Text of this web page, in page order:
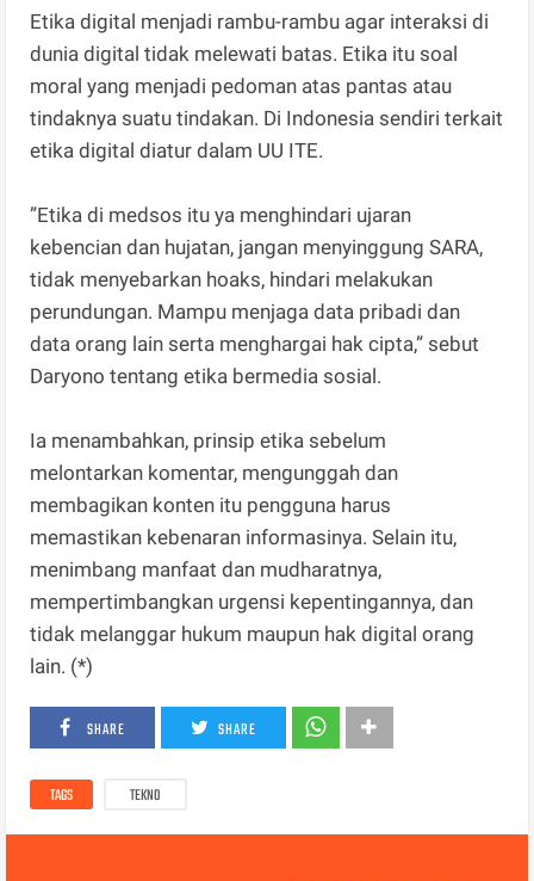
Etika digital menjadi rambu-rambu agar interaksi di
dunia digital tidak melewati batas. Etika itu soal
moral yang menjadi pedoman atas pantas atau
tindaknya suatu tindakan. Di Indonesia sendiri terkait
etika digital diatur dalam UU ITE.
”Etika di medsos itu ya menghindari ujaran
kebencian dan hujatan, jangan menyinggung SARA,
tidak menyebarkan hoaks, hindari melakukan
perundungan. Mampu menjaga data pribadi dan
data orang lain serta menghargai hak cipta,” sebut
Daryono tentang etika bermedia sosial.
Ia menambahkan, prinsip etika sebelum
melontarkan komentar, mengunggah dan
membagikan konten itu pengguna harus
memastikan kebenaran informasinya. Selain itu,
menimbang manfaat dan mudharatnya,
mempertimbangkan urgensi kepentingannya, dan
tidak melanggar hukum maupun hak digital orang
lain. (*)
SHARE SHARE
TAGS TEKNO